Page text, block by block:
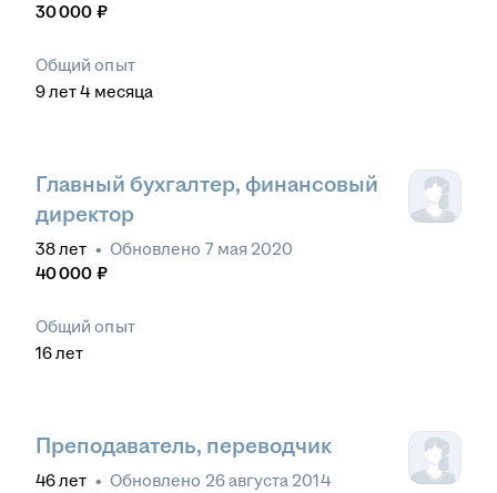
30 000 ₽
Общий опыт
9лет 4 месяца
Главный бухгалтер, финансовый
директор
38лет • Обновлено 7 мая 2020
40 000 ₽
Общий опыт
16лет
Преподаватель, переводчик
46лет • Обновлено 26 августа 2014